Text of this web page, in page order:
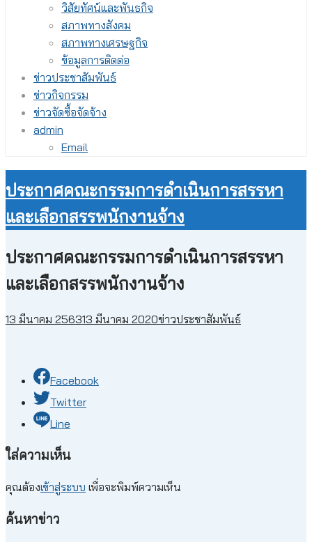
วิสัยทัศน์และพันธกิจ
สภาพทางสังคม
สภาพทางเศรษฐกิจ
ข้อมูลการติดต่อ
ข่าวประชาสัมพันธ์
ข่าวกิจกรรม
ข่าวจัดซื้อจัดจ้าง
admin
Email
ประกาศคณะกรรมการดำเนินการสรรหา
และเลือกสรรพนักงานจ้าง
ประกาศคณะกรรมการดำเนินการสรรหา
และเลือกสรรพนักงานจ้าง
13 มีนาคม 256313 มีนาคม 2020ข่าวประชาสัมพันธ์
Facebook
Twitter
Line
ใส่ความเห็น
คุณต้องเข้าสู่ระบบ เพื่อจะพิมพ์ความเห็น
ค้นหาข่าว